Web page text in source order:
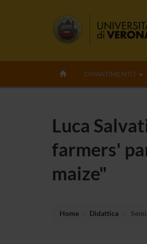
DIPARTIMENTO
Luca
farmers'
maize"
Home Didattica